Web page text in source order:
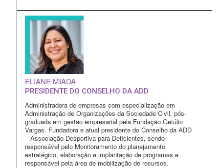
ELIANE MIADA
PRESIDENTE DO CONSELHO DA ADD
Administradora de empresas com especialização em
Administração de Organizações da Sociedade Civil, pós-
graduada em gestão empresarial pela Fundação Getúlio
Vargas. Fundadora e atual presidente do Conselho da ADD
– Associação Desportiva para Deficientes, sendo
responsável pelo Monitoramento do planejamento
estratégico, elaboração e implantação de programas e
responsável pela área de mobilização de recursos.